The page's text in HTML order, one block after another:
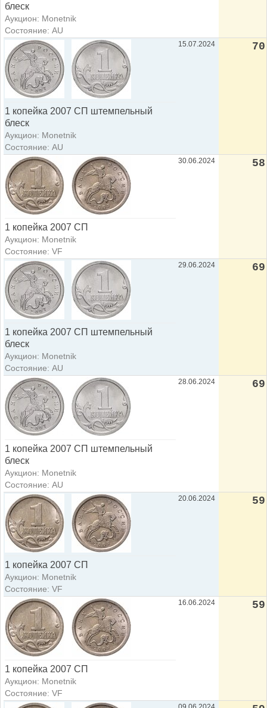
блеск
Аукцион: Monetnik
Состояние: AU
1 копейка 2007 СП штемпельный
блеск
Аукцион: Monetnik
Состояние: AU
15.07.2024 70
1 копейка 2007 СП
Аукцион: Monetnik
Состояние: VF
30.06.2024 58
1 копейка 2007 СП штемпельный
блеск
Аукцион: Monetnik
Состояние: AU
29.06.2024 69
1 копейка 2007 СП штемпельный
блеск
Аукцион: Monetnik
Состояние: AU
28.06.2024 69
1 копейка 2007 СП
Аукцион: Monetnik
Состояние: VF
20.06.2024 59
1 копейка 2007 СП
Аукцион: Monetnik
Состояние: VF
16.06.2024 59